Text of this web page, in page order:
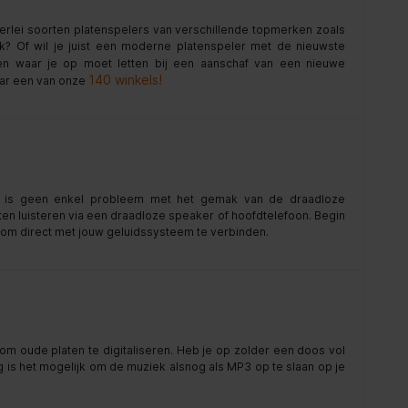
soorten platenspelers van verschillende topmerken zoals
Of wil je juist een moderne platenspeler met de nieuwste
waar je op moet letten bij een aanschaf van een nieuwe
een van onze 140 winkels!
geen enkel probleem met het gemak van de draadloze
luisteren via een draadloze speaker of hoofdtelefoon. Begin
direct met jouw geluidssysteem te verbinden.
oude platen te digitaliseren. Heb je op zolder een doos vol
het mogelijk om de muziek alsnog als MP3 op te slaan op je